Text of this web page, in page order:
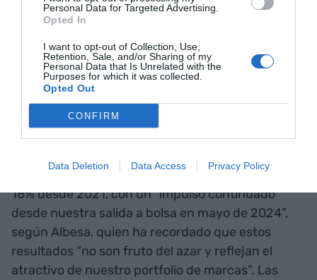
Personal Data for Targeted Advertising.
Opted In
I want to opt-out of Collection, Use,
Retention, Sale, and/or Sharing of my
Personal Data that Is Unrelated with the
Purposes for which it was collected.
Opted Out
CONFIRM
Data Deletion Data Access Privacy Policy
Puig obtiene "ingresos récord", pero deja
incógnitas en plenas negociaciones con
Estée Lauder
La tasa de crecimiento anual compuesta es de un
18% desde 2021, con un “impulso continuado
desde nuestra salida a bolsa en mayo de 2024”,
según Albesa, quien ha recordado que estos
resultados “no son fruto del azar y reflejan el
atractivo de nuestro portfolio de marcas”. Las